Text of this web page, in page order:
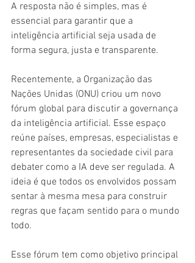
A resposta não é simples, mas é
essencial para garantir que a
inteligência artificial seja usada de
forma segura, justa e transparente.
Recentemente, a Organização das
Nações Unidas (ONU) criou um novo
fórum global para discutir a governança
da inteligência artificial. Esse espaço
reúne países, empresas, especialistas e
representantes da sociedade civil para
debater como a IA deve ser regulada. A
ideia é que todos os envolvidos possam
sentar à mesma mesa para construir
regras que façam sentido para o mundo
todo.
Esse fórum tem como objetivo principal